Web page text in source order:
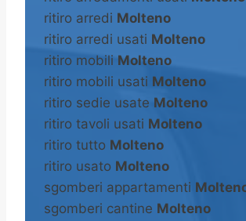
ritiro arredi Molteno
ritiro arredi usati Molteno
ritiro mobili Molteno
ritiro mobili usati Molteno
ritiro sedie usate Molteno
ritiro tavoli usati Molteno
ritiro tutto Molteno
ritiro usato Molteno
sgomberi appartamenti
sgomberi cantine Molteno